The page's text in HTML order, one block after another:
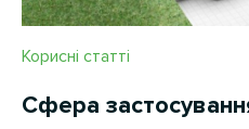
Корисні статті
Сфера